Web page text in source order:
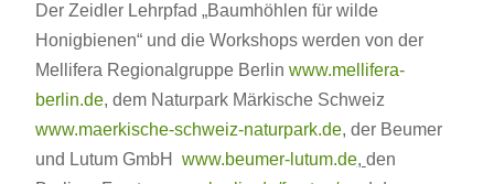
Der Zeidler Lehrpfad „Baumhöhlen für wilde
Honigbienen“ und die Workshops werden von der
Mellifera Regionalgruppe Berlin www.mellifera-
berlin.de, dem Naturpark Märkische Schweiz
www.maerkische-schweiz-naturpark.de, der Beumer
und Lutum GmbH www.beumer-lutum.de, den